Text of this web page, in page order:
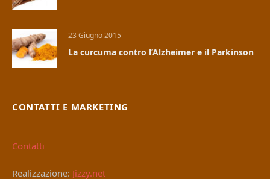
23 Giugno 2015
La curcuma contro l’Alzheimer e il Parkinson
CONTATTI E MARKETING
Contatti
Realizzazione: Jizzy.net